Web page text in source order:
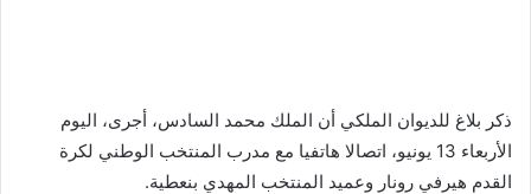
ذكر بلاغ للديوان الملكي أن الملك محمد السادس، أجرى، اليوم
الأربعاء 13 يونيو، اتصالا هاتفيا مع مدرب المنتخب الوطني لكرة
القدم هيرفي رونار وعميد المنتخب المهدي بنعطية.